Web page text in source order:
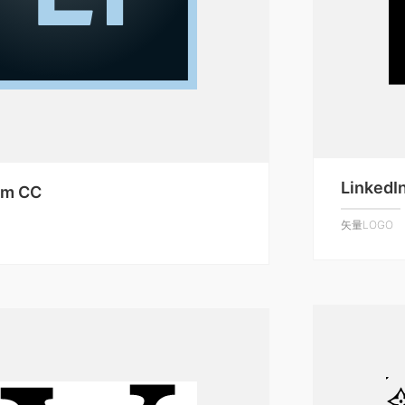
CC
矢量LOGO